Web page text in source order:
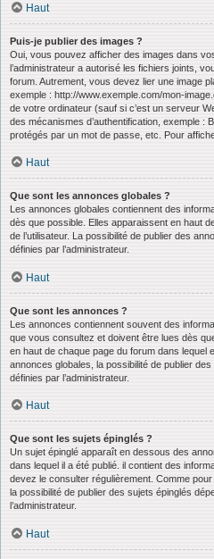
Haut
Puis-je publier des images ?
Oui, vous pouvez afficher des images dans
l’administrateur a autorisé les fichiers joints,
forum. Autrement, vous devez lier une image
exemple : http://www.exemple.com/mon-
de votre ordinateur (sauf si c’est un serveur
des mécanismes d’authentification, exemple :
protégés par un mot de passe, etc. Pour
Haut
Que sont les annonces globales ?
Les annonces globales contiennent des
dès que possible. Elles apparaissent en haut
de l’utilisateur. La possibilité de publier des
définies par l’administrateur.
Haut
Que sont les annonces ?
Les annonces contiennent souvent des
que vous consultez et doivent être lues dès
en haut de chaque page du forum dans lequel
annonces globales, la possibilité de publier
définies par l’administrateur.
Haut
Que sont les sujets épinglés ?
Un sujet épinglé apparaît en dessous des
dans lequel il a été publié. il contient des
devez le consulter régulièrement. Comme
la possibilité de publier des sujets épinglés
l’administrateur.
Haut